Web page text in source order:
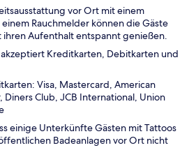
vor Ort mit einem
Rauchmelder können die Gäste
Aufenthalt entspannt genießen.
Kreditkarten, Debitkarten und
Visa, Mastercard, American
Diners Club, JCB International, Union
einige Unterkünfte Gästen mit Tattoos
Badeanlagen vor Ort nicht